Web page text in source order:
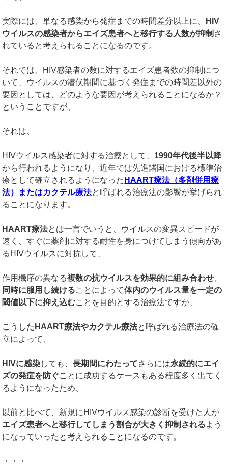
実際には、単なる感染から発症までの時間差分以上に、
HIV
ウイルスの感染者からエイズ患者へと移行する人数が抑制 さ
れていると考えられることになるのです。
それでは、HIV感染者の数に対するエイズ患者数の抑制につ
いて、ウイルスの潜伏期間に基づく発症までの時間差以外の
要因としては、どのような要因が考えられることになるか？
ということですが、
それは、
HIVウイルス感染者に対する治療として、 1990年代後半以降
から行われるようになり、近年では先進諸国における標準治
療として確立されるようになった HAART療法（多剤併用療
法）またはカクテル療法と呼ばれる治療法の影響が挙げられ
ることになります。
HAART療法とは一言でいうと、ウイルスの変異スピードが
速く、すぐに薬剤に対する耐性を身につけてしまう傾向があ
るHIVウイルスに対抗して、
作用機序の異なる複数の抗ウイルスを効果的に組み合わせ
同時に服用し続けることによって体内のウイルス量を一定の
閾値以下に抑え込むことを目的とする治療法ですが、
こうした HAART療法やカクテル療法と呼ばれる治療法の確
立によって、
HIVに感染しても、長期間にわたってさらには永続的にエイ
ズの発症を防ぐことに成功するケースもある程度多く出てく
るようになったため、
以前と比べて、新規にHIVウイルス感染の診断を受けた人が
エイズ患者へと移行してしまう割合が大きく抑制されるよう
になっていったと考えられることになるのです。
・・・